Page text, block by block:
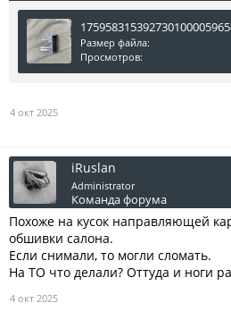
Размер файла:
Просмотров:
4 окт 2025
iRuslan
Administrator
Команда форума
Похоже на кусок направляющей
обшивки салона.
Если снимали, то могли сломать.
На ТО что делали? Оттуда и ноги
4 окт 2025